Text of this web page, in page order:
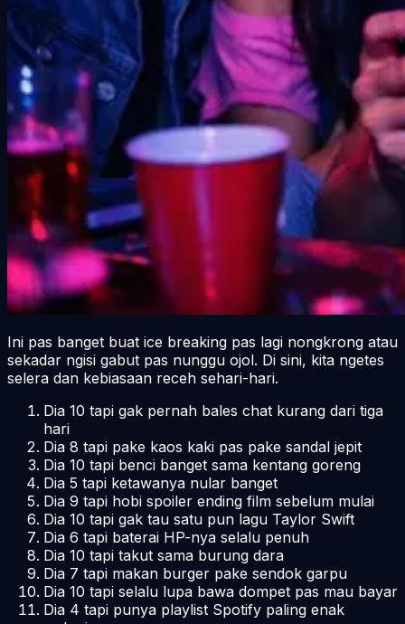
Ini pas banget buat ice breaking pas lagi nongkrong atau
sekadar ngisi gabut pas nunggu ojol. Di sini, kita ngetes
selera dan kebiasaan receh sehari-hari.
Dia 10 tapi gak pernah bales chat kurang dari tiga
hari
Dia 8 tapi pake kaos kaki pas pake sandal jepit
Dia 10 tapi benci banget sama kentang goreng
Dia 5 tapi ketawanya nular banget
Dia 9 tapi hobi spoiler ending film sebelum mulai
Dia 10 tapi gak tau satu pun lagu Taylor Swift
Dia 6 tapi baterai HP-nya selalu penuh
Dia 10 tapi takut sama burung dara
Dia 7 tapi makan burger pake sendok garpu
Dia 10 tapi selalu lupa bawa dompet pas mau bayar
Dia 4 tapi punya playlist Spotify paling enak